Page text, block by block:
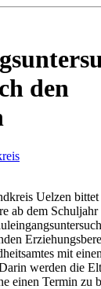
den
Uelzen
ab dem
mit
werden die
einen Termin zu